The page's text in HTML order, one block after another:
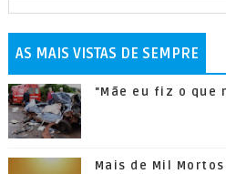
AS MAIS VISTAS DE SEMPRE
"Mãe eu fiz o que
Mais de Mil